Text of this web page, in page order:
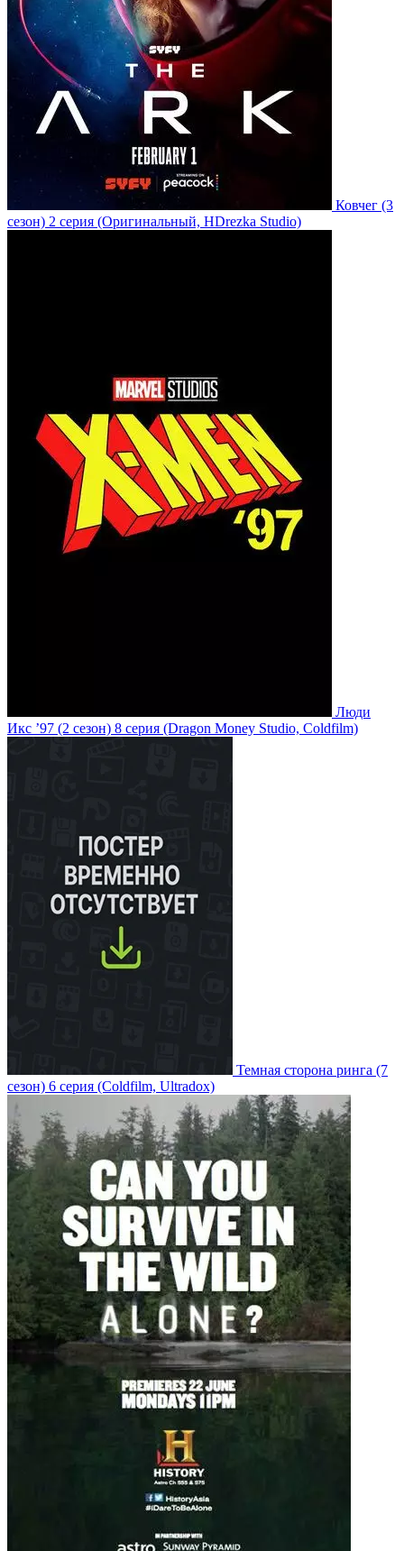
Ковчег (3
сезон) 2 серия (Оригинальный, HDrezka Studio)
Люди
Икс ’97 (2 сезон) 8 серия (Dragon Money Studio, Coldfilm)
Темная сторона ринга (7
сезон) 6 серия (Coldfilm, Ultradox)